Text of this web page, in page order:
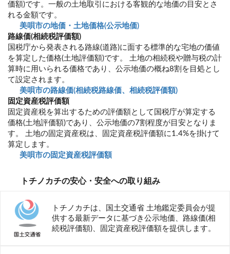
価額)です。一般の土地取引における客観的な地価の目安とさ
れる金額です。
美唄市の地価・土地価格(公示地価)
路線価(相続税評価額)
国税庁から発表される路線(道路)に面する標準的な宅地の価値
を算定した価格(土地評価額)です。 土地の相続税や贈与税の計
算時に用いられる価格であり、公示地価の概ね8割を目処とし
て設定されます。
美唄市の路線価(相続税路線価、相続税評価額)
固定資産税評価額
固定資産税を算出するための評価額として国税庁が算定する
価格(土地評価額)であり、公示地価の7割程度が目安となりま
す。 土地の固定資産税は、固定資産税評価額に1.4%を掛けて
算定します。
美唄市の固定資産税評価額
トチノカチの安心・安全への取り組み
トチノカチは、国土交通省 土地鑑定委員会が提
供する最新データに基づき公示地価、路線価(相
続税評価額)、固定資産税評価額を提供します。